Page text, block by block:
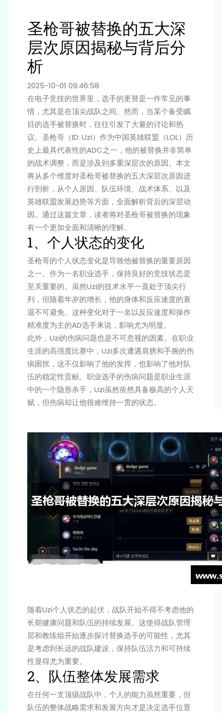
圣枪哥被替换的五大深
层次原因揭秘与背后分
析
2025-10-01 09:46:58
在电子竞技的世界里，选手的更替是一件常见的事
情，尤其是在顶尖战队之间。然而，当某个备受瞩
目的选手被替换时，往往引发了大量的讨论和热
议。圣枪哥（ID: Uzi）作为中国英雄联盟（LOL）历
史上最具代表性的ADC之一，他的被替换并非简单
的战术调整，而是涉及到多重深层次的原因。本文
将从多个维度对圣枪哥被替换的五大深层次原因进
行剖析，从个人原因、队伍环境、战术体系、以及
英雄联盟发展趋势等方面，全面解析背后的深层动
因。通过这篇文章，读者将对圣枪哥被替换的现象
有一个更加全面和清晰的理解。
1、个人状态的变化
圣枪哥的个人状态变化是导致他被替换的重要原因
之一。作为一名职业选手，保持良好的竞技状态是
至关重要的。虽然Uzi的技术水平一直处于顶尖行
列，但随着年岁的增长，他的身体和反应速度的衰
退不可避免。这种变化对于一名以反应速度和操作
精准度为主的AD选手来说，影响尤为明显。
此外，Uzi的伤病问题也是不可忽视的因素。在职业
生涯的高强度比赛中，Uzi多次遭遇肩膀和手腕的伤
病困扰，这不仅影响了他的发挥，也影响了他对队
伍的稳定性贡献。职业选手的伤病问题是职业生涯
中的一个隐形杀手，Uzi虽然依然具备极高的个人天
赋，但伤病却让他很难维持一贯的状态。
随着Uzi个人状态的起伏，战队开始不得不考虑他的
长期健康问题和队伍的持续发展。这使得战队管理
层和教练组开始逐步探讨替换选手的可能性，尤其
是考虑到长远的战队建设，保持队伍活力和可持续
性显得尤为重要。
2、队伍整体发展需求
在任何一支顶级战队中，个人的能力虽然重要，但
队伍的整体战略需求和发展方向才是决定选手位置